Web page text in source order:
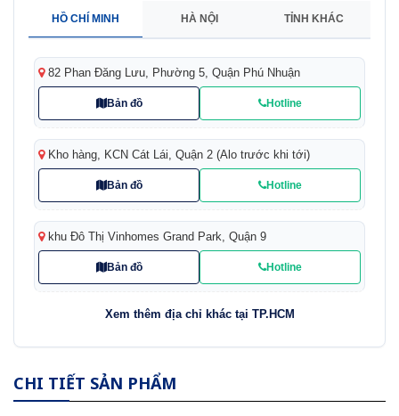
HỒ CHÍ MINH HÀ NỘI TỈNH KHÁC
82 Phan Đăng Lưu, Phường 5, Quận Phú Nhuận
Bản đồ Hotline
Kho hàng, KCN Cát Lái, Quận 2 (Alo trước khi tới)
Bản đồ Hotline
khu Đô Thị Vinhomes Grand Park, Quận 9
Bản đồ Hotline
Xem thêm địa chỉ khác tại TP.HCM
CHI TIẾT SẢN PHẨM